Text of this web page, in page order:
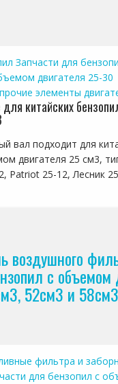
Запчасти для
двигателя 25-30
элементы
китайских
вал подходит для
двигателя 25 см3,
Patriot 25-12, Лесник
воздушного
с объемом
52см3 и 58см3
фильтра и
для бензопил с